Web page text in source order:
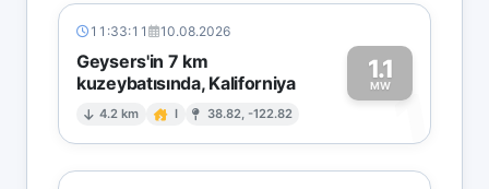
11:33:11 10.08.2026
Geysers'in 7 km
kuzeybatısında, Kaliforniya
4.2 km I 38.82, -122.82
1.1
MW1